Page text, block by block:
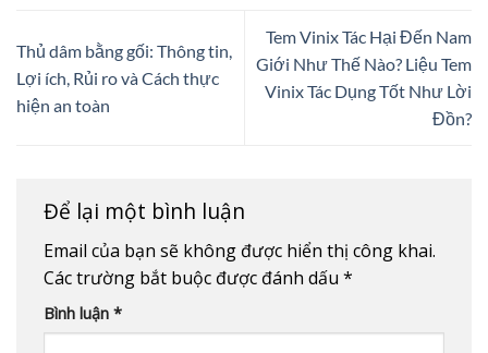
Thủ dâm bằng gối: Thông tin,
Lợi ích, Rủi ro và Cách thực
hiện an toàn
Tem Vinix Tác Hại Đến Nam
Giới Như Thế Nào? Liệu Tem
Vinix Tác Dụng Tốt Như Lời
Đồn?
Để lại một bình luận
Email của bạn sẽ không được hiển thị công khai.
Các trường bắt buộc được đánh dấu *
Bình luận *